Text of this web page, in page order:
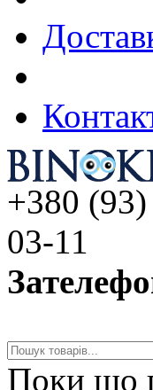
+380
03-11
Поки що